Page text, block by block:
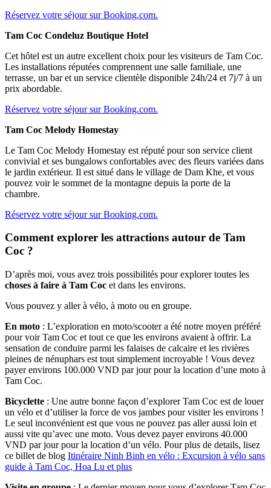
Réservez votre séjour sur Booking.com.
Tam Coc Condeluz Boutique Hotel
Cet hôtel est un autre excellent choix pour les visiteurs de Tam Coc.
Les installations réputées comprennent une salle familiale, une
terrasse, un bar et un service clientèle disponible 24h/24 et 7j/7 à un
prix abordable.
Réservez votre séjour sur Booking.com.
Tam Coc Melody Homestay
Le Tam Coc Melody Homestay est réputé pour son service client
convivial et ses bungalows confortables avec des fleurs variées dans
le jardin extérieur. Il est situé dans le village de Dam Khe, et vous
pouvez voir le sommet de la montagne depuis la porte de la
chambre.
Réservez votre séjour sur Booking.com.
Comment explorer les attractions autour de Tam
Coc ?
D’après moi, vous avez trois possibilités pour explorer toutes les
choses à faire à Tam Coc et dans les environs.
Vous pouvez y aller à vélo, à moto ou en groupe.
En moto : L’exploration en moto/scooter a été notre moyen préféré
pour voir Tam Coc et tout ce que les environs avaient à offrir. La
sensation de conduire parmi les falaises de calcaire et les rivières
pleines de nénuphars est tout simplement incroyable ! Vous devez
payer environs 100.000 VND par jour pour la location d’une moto à
Tam Coc.
Bicyclette : Une autre bonne façon d’explorer Tam Coc est de louer
un vélo et d’utiliser la force de vos jambes pour visiter les environs !
Le seul inconvénient est que vous ne pouvez pas aller aussi loin et
aussi vite qu’avec une moto. Vous devez payer environs 40.000
VND par jour pour la location d’un vélo. Pour plus de details, lisez
ce billet de blog Itinéraire Ninh Binh en vélo : Excursion à vélo sans
guide à Tam Coc, Hoa Lu et plus